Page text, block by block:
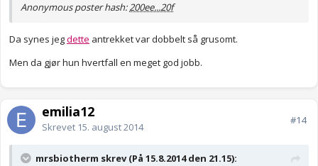
Anonymous poster hash:200ee...20f
Da synes jegdette antrekket var dobbelt så grusomt.
Men da gjør hun hvertfall en meget god jobb.
emilia12
Skrevet 15. august 2014
#14
mrsbiotherm skrev (På 15.8.2014 den 21.15):